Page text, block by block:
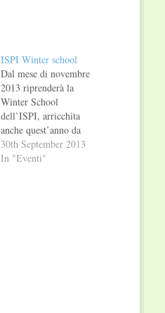
ISPI Winter school
Dal mese di novembre
2013 riprenderà la
Winter School
dell’ISPI, arricchita
anche quest’anno da
nuovi corsi.
Nell’ambito della
30th September 2013
In "Eventi"